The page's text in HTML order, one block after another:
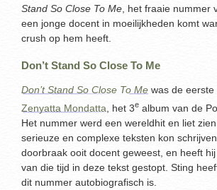
Stand So Close To Me, het fraaie nummer
een jonge docent in moeilijkheden komt
crush op hem heeft.
Don’t Stand So Close To Me
Don’t Stand So Close To Me was de eerste
Zenyatta Mondatta , het 3e album van de
Het nummer werd een wereldhit en liet
serieuze en complexe teksten kon
doorbraak ooit docent geweest, en heeft
van die tijd in deze tekst gestopt. Sting
dit nummer autobiografisch is.